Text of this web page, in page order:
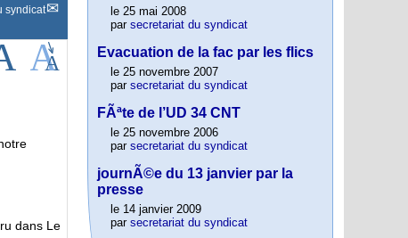
syndicat
dans Le
le 25 mai 2008
par secretariat du syndicat
Evacuation de la fac par les flics
le 25 novembre 2007
par secretariat du syndicat
FÃªte de l’UD 34 CNT
le 25 novembre 2006
par secretariat du syndicat
journÃ©e du 13 janvier par la
presse
le 14 janvier 2009
par secretariat du syndicat